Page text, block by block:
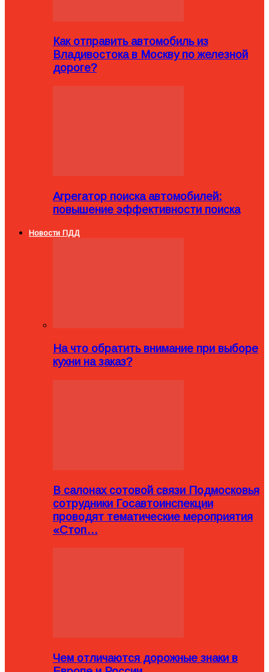
Как отправить автомобиль из
Владивостока в Москву по железной
дороге?
Агрегатор поиска автомобилей:
повышение эффективности поиска
Новости ПДД
На что обратить внимание при выборе
кухни на заказ?
В салонах сотовой связи Подмосковья
сотрудники Госавтоинспекции
проводят тематические мероприятия
«Стоп…
Чем отличаются дорожные знаки в